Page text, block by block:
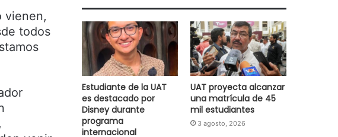
vienen,
todos
Estudiante de la UAT
es destacado por
Disney durante
programa
internacional
UAT proyecta alcanzar
una matrícula de 45
mil estudiantes
3 agosto, 2026